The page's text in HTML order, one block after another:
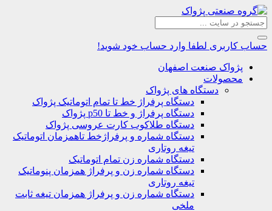
حساب کاربری لطفا وارد حساب خود شوید!
پژواک صنعت اصفهان
محصولات
دستگاه های پژواک
دستگاه پرفراژ خط تا تمام اتوماتیک پژواک
دستگاه پرفراژ و خط تا p50 پژواک
دستگاه طلاکوب کارت عروسی پژواک
دستگاه شماره و پرفراژخط تاهمزمان اتوماتیک
تیغه روتاری
دستگاه شماره زن تمام اتوماتیک
دستگاه شماره زن و پرفراژ همزمان پنوماتیک
تیغه روتاری
دستگاه شماره زن و پرفراژ همزمان تیغه ثابت
ملخی